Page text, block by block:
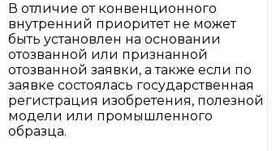
В отличие от конвенционного
внутренний приоритет не может
быть установлен на основании
отозванной или признанной
отозванной заявки, а также если по
заявке состоялась государственная
регистрация изобретения, полезной
модели или промышленного
образца.